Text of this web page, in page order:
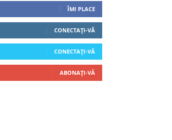
ÎMI PLACE
CONECTAȚI-VĂ
CONECTAȚI-VĂ
ABONAȚI-VĂ